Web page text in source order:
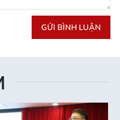
GỬI BÌNH LUẬN